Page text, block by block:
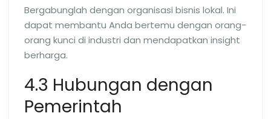
Bergabunglah dengan organisasi bisnis lokal. Ini
dapat membantu Anda bertemu dengan orang-
orang kunci di industri dan mendapatkan insight
berharga.
4.3 Hubungan dengan
Pemerintah